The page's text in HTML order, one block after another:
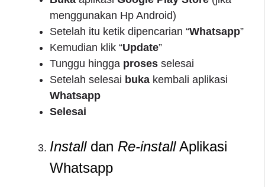
menggunakan Hp Android)
Setelah itu ketik dipencarian “Whatsapp”
Kemudian klik “Update”
Tunggu hingga proses selesai
Setelah selesai buka kembali aplikasi
Whatsapp
Selesai
Install dan Re-installAplikasi
Whatsapp